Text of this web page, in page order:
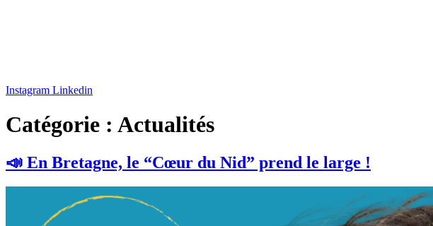
Instagram Linkedin
Catégorie : Actualités
📣 En Bretagne, le “Cœur du Nid” prend le large !